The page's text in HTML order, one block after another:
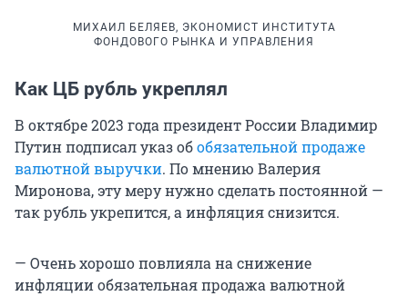
МИХАИЛ БЕЛЯЕВ, ЭКОНОМИСТ ИНСТИТУТА
ФОНДОВОГО РЫНКА И УПРАВЛЕНИЯ
Как ЦБ рубль укреплял
В октябре 2023 года президент России Владимир
Путин подписал указ обобязательной продаже
валютной выручки. По мнению Валерия
Миронова, эту меру нужно сделать постоянной —
так рубль укрепится, а инфляция снизится.
— Очень хорошо повлияла на снижение
инфляции обязательная продажа валютной